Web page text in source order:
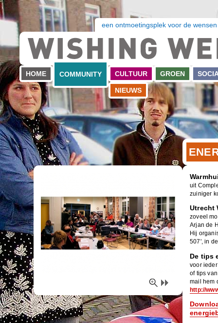
een ontmoetingsplek voor de
HOME COMMUNITY CULTUUR GROEN
NIEUWS
uit
zuiniger
Utrecht
zoveel
Arjan de
Hij
507', in
De tips
voor
of tips
mail hem
http://